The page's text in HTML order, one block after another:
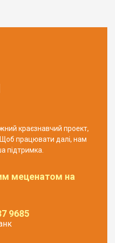
краєзнавчий проект,
працювати далі, нам
підтримка.
меценатом на
9685